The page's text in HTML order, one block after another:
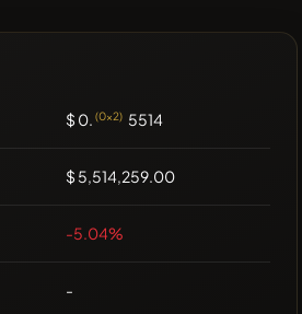
$ 0. (0x2) 5514
$ 5,514,259.00
-5.04%
-